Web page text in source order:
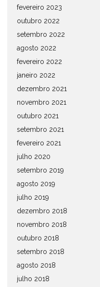
fevereiro 2023
outubro 2022
setembro 2022
agosto 2022
fevereiro 2022
janeiro 2022
dezembro 2021
novembro 2021
outubro 2021
setembro 2021
fevereiro 2021
julho 2020
setembro 2019
agosto 2019
julho 2019
dezembro 2018
novembro 2018
outubro 2018
setembro 2018
agosto 2018
julho 2018